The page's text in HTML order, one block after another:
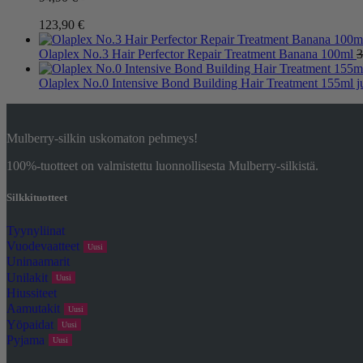
123,90 €Hintaluokka:
94,90 €
-
123,90 €
Olaplex No.3 Hair Perfector Repair Treatment Banana 100ml
Olaplex No.0 Intensive Bond Building Hair Treatment 155ml
Mulberry-silkin uskomaton pehmeys!
100%-tuotteet on valmistettu luonnollisesta Mulberry-silkistä.
Silkkituotteet
Tyynyliinat
Vuodevaatteet
Uusi
Uninaamarit
Unilakit
Uusi
Hiussiteet
Aamutakit
Uusi
Yöpaidat Uusi
Pyjama Uusi